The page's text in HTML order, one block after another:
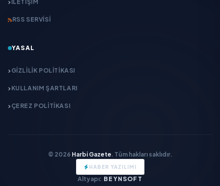
İLETIŞIM
RSS SERVISI
YASAL
GIZLILIK POLITIKASI
KULLANIM ŞARTLARI
ÇEREZ POLITIKASI
© 2026 Harbi Gazete. Tüm hakları saklıdır.
HABER YAZILIMI
Altyapı: BEYNSOFT